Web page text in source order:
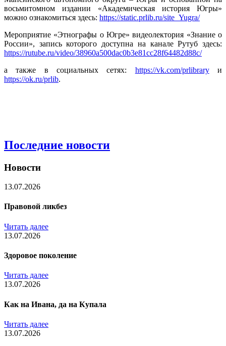
восьмитомном издании «Академическая история Югры»
можно ознакомиться здесь: https://static.prlib.ru/site_Yugra/
Мероприятие «Этнографы о Югре» видеолектория «Знание о
России», запись которого доступна на канале Рутуб здесь:
https://rutube.ru/video/38960a500dac0b3e81cc28f64482d88c/
а также в социальных сетях: https://vk.com/prlibraryи
https://ok.ru/prlib.
Последние новости
Новости
13.07.2026
Правовой ликбез
Читать далее
13.07.2026
Здоровое поколение
Читать далее
13.07.2026
Как на Ивана, да на Купала
Читать далее
13.07.2026